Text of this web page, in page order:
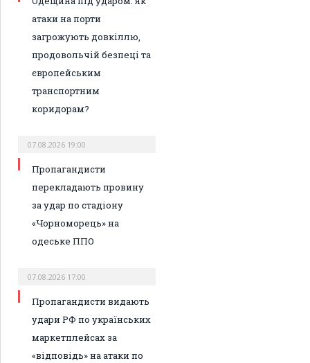
атаки на порти
загрожують довкіллю,
продовольчій безпеці та
європейським
транспортним
коридорам?
07.08.2026 19:00
Пропагандисти
перекладають провину
за удар по стадіону
«Чорноморець» на
одеське ППО
07.08.2026 17:00
Пропагандисти видають
удари РФ по українських
маркетплейсах за
«відповідь» на атаки по